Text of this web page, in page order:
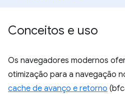
Conceitos e uso
Os navegadores modernos
otimização para a navegação
cache de avanço e retorno